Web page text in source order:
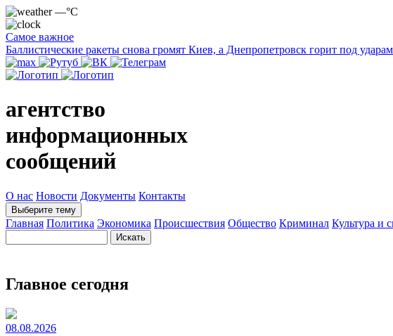
—°C
Самое важное
Баллистические ракеты снова громят Киев, а Днепропетровск горит под
агентство
информационных
сообщений
О нас Новости Документы Контакты
Выберите тему
Главная Политика Экономика Происшествия Общество Криминал Культура и
Главное сегодня
08.08.2026